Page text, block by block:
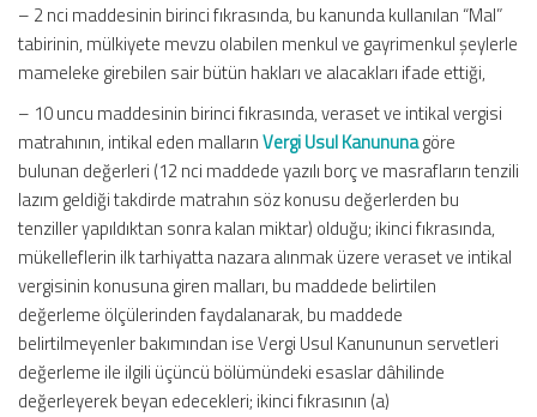
– 2 nci maddesinin birinci fıkrasında, bu kanunda kullanılan “Mal”
tabirinin, mülkiyete mevzu olabilen menkul ve gayrimenkul şeylerle
mameleke girebilen sair bütün hakları ve alacakları ifade ettiği,
– 10 uncu maddesinin birinci fıkrasında, veraset ve intikal vergisi
matrahının, intikal eden mallarınVergi Usul Kanununagöre
bulunan değerleri (12 nci maddede yazılı borç ve masrafların tenzili
lazım geldiği takdirde matrahın söz konusu değerlerden bu
tenziller yapıldıktan sonra kalan miktar) olduğu; ikinci fıkrasında,
mükelleflerin ilk tarhiyatta nazara alınmak üzere veraset ve intikal
vergisinin konusuna giren malları, bu maddede belirtilen
değerleme ölçülerinden faydalanarak, bu maddede
belirtilmeyenler bakımından ise Vergi Usul Kanununun servetleri
değerleme ile ilgili üçüncü bölümündeki esaslar dâhilinde
değerleyerek beyan edecekleri; ikinci fıkrasının (a)